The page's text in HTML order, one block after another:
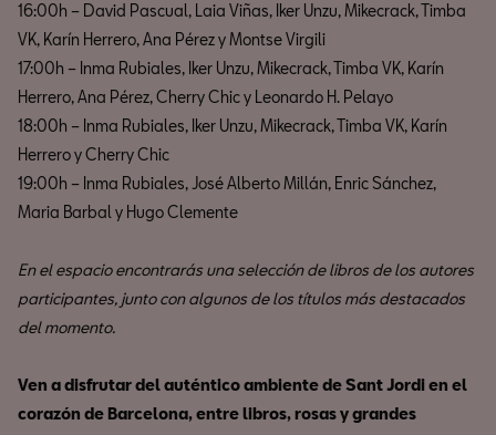
16:00h – David Pascual, Laia Viñas, Iker Unzu, Mikecrack, Timba
VK, Karín Herrero, Ana Pérez y Montse Virgili
17:00h – Inma Rubiales, Iker Unzu, Mikecrack, Timba VK, Karín
Herrero, Ana Pérez, Cherry Chic y Leonardo H. Pelayo
18:00h – Inma Rubiales, Iker Unzu, Mikecrack, Timba VK, Karín
Herrero y Cherry Chic
19:00h – Inma Rubiales, José Alberto Millán, Enric Sánchez,
Maria Barbal y Hugo Clemente
En el espacio encontrarás una selección de libros de los autores
participantes, junto con algunos de los títulos más destacados
del momento.
Ven a disfrutar del auténtico ambiente de Sant Jordi en el
corazón de Barcelona, entre libros, rosas y grandes